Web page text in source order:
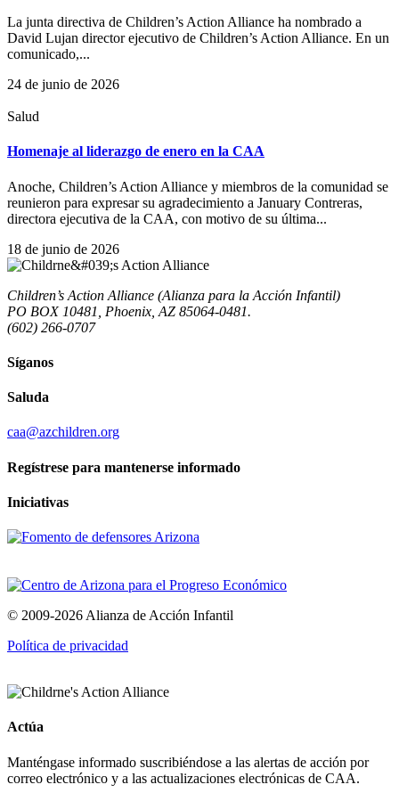
La junta directiva de Children’s Action Alliance ha nombrado a
David Lujan director ejecutivo de Children’s Action Alliance. En un
comunicado,...
24 de junio de 2026
Salud
Homenaje al liderazgo de enero en la CAA
Anoche, Children’s Action Alliance y miembros de la comunidad se
reunieron para expresar su agradecimiento a January Contreras,
directora ejecutiva de la CAA, con motivo de su última...
18 de junio de 2026
Children’s Action Alliance (Alianza para la Acción Infantil)
PO BOX 10481, Phoenix, AZ 85064-0481.
(602) 266-0707
Síganos
Saluda
caa@azchildren.org
Regístrese para mantenerse informado
Iniciativas
© 2009-2026 Alianza de Acción Infantil
Política de privacidad
Actúa
Manténgase informado suscribiéndose a las alertas de acción por
correo electrónico y a las actualizaciones electrónicas de CAA.